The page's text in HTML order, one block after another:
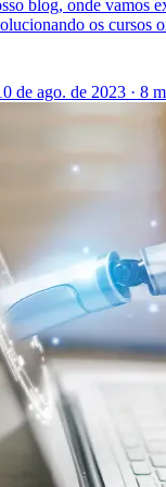
blog, onde vamos
os cursos
de ago. de 2023 · 8